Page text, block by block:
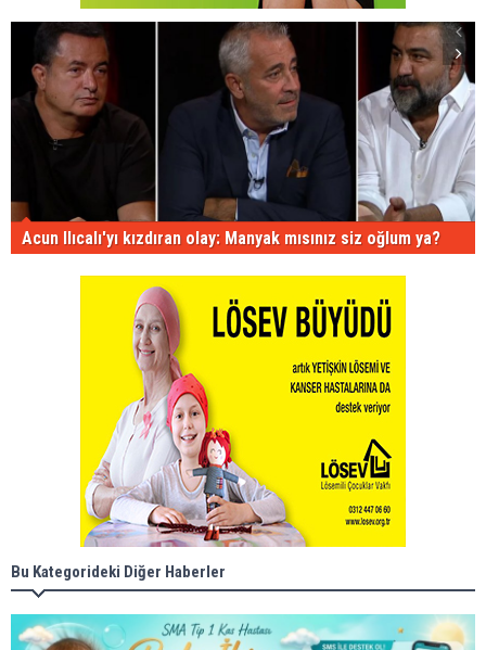
Acun Ilıcalı'yı kızdıran olay: Manyak mısınız siz oğlum ya?
Bu Kategorideki Diğer Haberler